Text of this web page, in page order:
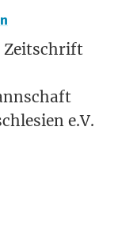
Zeitschrift
e.V.